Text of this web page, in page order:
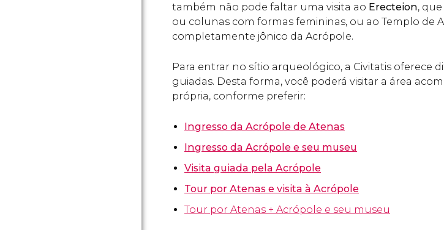
também não pode faltar uma visita ao Erecteion,
ou colunas com formas femininas, ou ao Templo de
completamente jônico da Acrópole.
Para entrar no sítio arqueológico, a Civitatis oferece
guiadas. Desta forma, você poderá visitar a área
própria, conforme preferir:
Ingresso da Acrópole de Atenas
Ingresso da Acrópole e seu museu
Visita guiada pela Acrópole
Tour por Atenas e visita à Acrópole
Tour por Atenas + Acrópole e seu museu